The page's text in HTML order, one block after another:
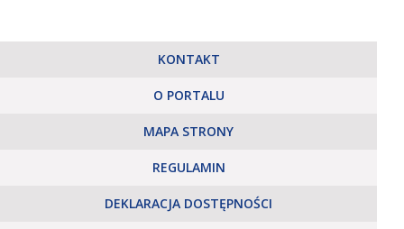
KONTAKT
O PORTALU
MAPA STRONY
REGULAMIN
DEKLARACJA DOSTĘPNOŚCI